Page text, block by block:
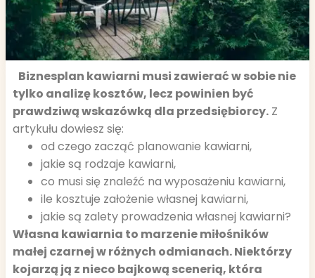
Biznesplan kawiarni musi zawierać w sobie nie
tylko analizę kosztów, lecz powinien być
prawdziwą wskazówką dla przedsiębiorcy. Z
artykułu dowiesz się:
od czego zacząć planowanie kawiarni,
jakie są rodzaje kawiarni,
co musi się znaleźć na wyposażeniu kawiarni,
ile kosztuje założenie własnej kawiarni,
jakie są zalety prowadzenia własnej kawiarni?
Własna kawiarnia to marzenie miłośników
małej czarnej w różnych odmianach. Niektórzy
kojarzą ją z nieco bajkową scenerią, która